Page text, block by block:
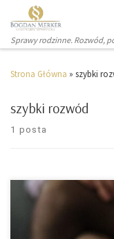
Sprawy rodzinne. Rozwód,
Strona Główna » szybki
szybki rozwód
1 posta
Sądy od kilku lat